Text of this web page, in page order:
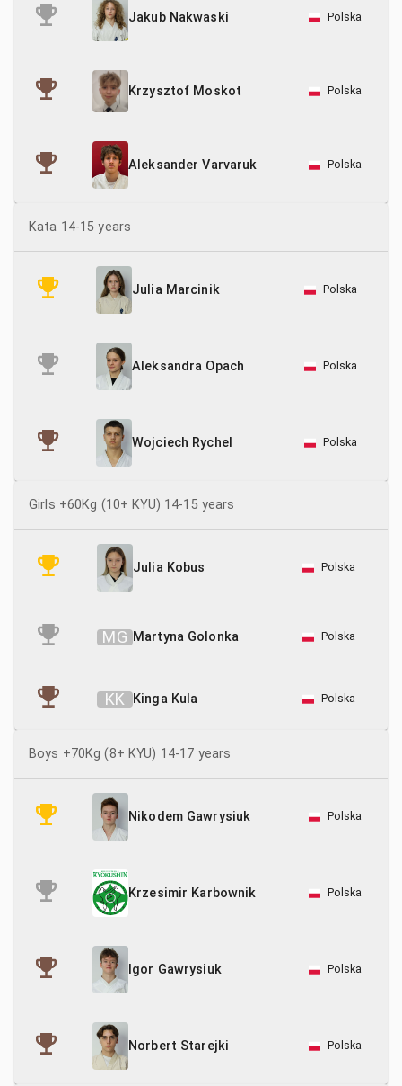
Jakub Nakwaski Polska
Krzysztof Moskot Polska
Aleksander Varvaruk Polska
Kata 14-15 years
Julia Marcinik Polska
Aleksandra Opach Polska
Wojciech Rychel Polska
Girls +60Kg (10+ KYU) 14-15 years
Julia Kobus Polska
MG Martyna Golonka Polska
KK Kinga Kula Polska
Boys +70Kg (8+ KYU) 14-17 years
Nikodem Gawrysiuk Polska
Krzesimir Karbownik Polska
Igor Gawrysiuk Polska
Norbert Starejki Polska